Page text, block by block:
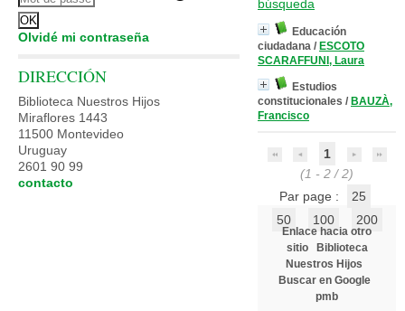
búsqueda
Educación
ciudadana / ESCOTO
SCARAFFUNI, Laura
Estudios
constitucionales / BAUZÀ,
Francisco
1
(1 - 2 / 2)
Par page :
25
50
100 200
Enlace hacia otro
sitio
Biblioteca
Nuestros Hijos
Buscar en Google
pmb
Olvidé mi contraseña
DIRECCIÓN
Biblioteca Nuestros Hijos
Miraflores 1443
11500 Montevideo
Uruguay
2601 90 99
contacto